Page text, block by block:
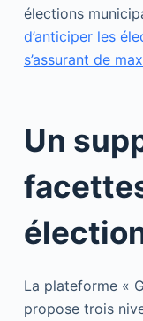
élections
d’anticiper les
s’assurant de
Un
La plateforme «
propose trois